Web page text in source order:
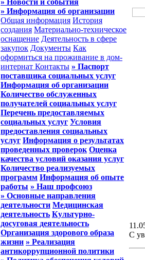
» Новости и события
» Информация об организации
Общая информация История
создания Материально-техническое
оснащение Деятельность в сфере
закупок Документы Как
оформиться на проживание в дом-
интернат Контакты » Паспорт
поставщика социальных услуг
Информация об организации
Количество обслуженных
получателей социальных услуг
Перечень предоставляемых
социальных услуг Условия
предоставления социальных
услуг Информация о результатах
проведенных проверок Оценка
качества условий оказания услуг
Количество реализуемых
программ Информация об опыте
работы » Наш профсоюз
» Основные направления
деятельности Медицинская
деятельность Культурно-
досуговая деятельность
Организация здорового образа
жизни » Реализация
антикоррупционной политики
С